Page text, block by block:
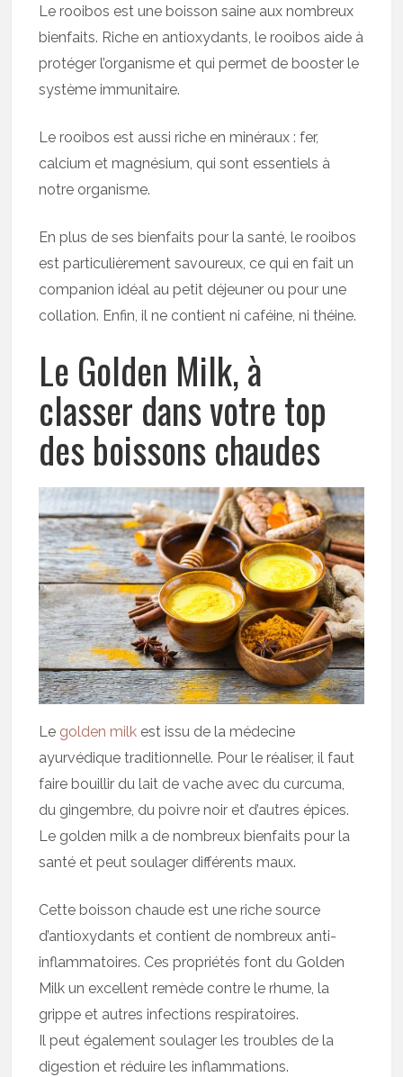
Le rooibos est une boisson saine aux nombreux
bienfaits. Riche en antioxydants, le rooibos aide à
protéger l’organisme et qui permet de booster le
système immunitaire.
Le rooibos est aussi riche en minéraux : fer,
calcium et magnésium, qui sont essentiels à
notre organisme.
En plus de ses bienfaits pour la santé, le rooibos
est particulièrement savoureux, ce qui en fait un
companion idéal au petit déjeuner ou pour une
collation. Enfin, il ne contient ni caféine, ni théine.
Le Golden Milk, à
classer dans votre top
des boissons chaudes
Le golden milk est issu de la médecine
ayurvédique traditionnelle. Pour le réaliser, il faut
faire bouillir du lait de vache avec du curcuma,
du gingembre, du poivre noir et d’autres épices.
Le golden milk a de nombreux bienfaits pour la
santé et peut soulager différents maux.
Cette boisson chaude est une riche source
d’antioxydants et contient de nombreux anti-
inflammatoires. Ces propriétés font du Golden
Milk un excellent remède contre le rhume, la
grippe et autres infections respiratoires.
Il peut également soulager les troubles de la
digestion et réduire les inflammations.